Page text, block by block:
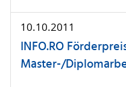
10.10.2011
INFO.RO
Master-/